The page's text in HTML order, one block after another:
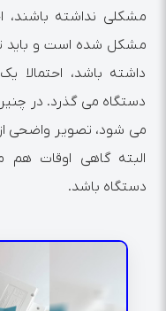
مشکلی نداشته باشند،
مشکل شده است و باید
داشته باشد، احتمالا
دستگاه می گذرد. در
می شود، تصویر واضحی
البته گاهی اوقات
دستگاه باشد.